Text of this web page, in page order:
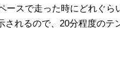
ースで走った時にどれぐら
されるので、20分程度のテ